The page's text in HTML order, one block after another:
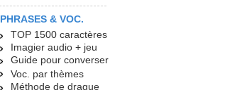
PHRASES & VOC.
TOP 1500 caractères
Imagier audio + jeu
Guide pour converser
Voc. par thèmes
Méthode de drague